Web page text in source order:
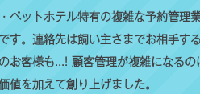
ペットホテル特有の複雑な予約管
す。連絡先は飼い主さまでお相手す
お客様も...! 顧客管理が複雑になる
値を加えて創り上げました。